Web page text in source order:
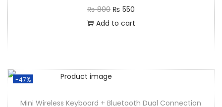
₨800 ₨ 550
Add to cart
-47%
Mini Wireless Keyboard + Bluetooth Dual Connection